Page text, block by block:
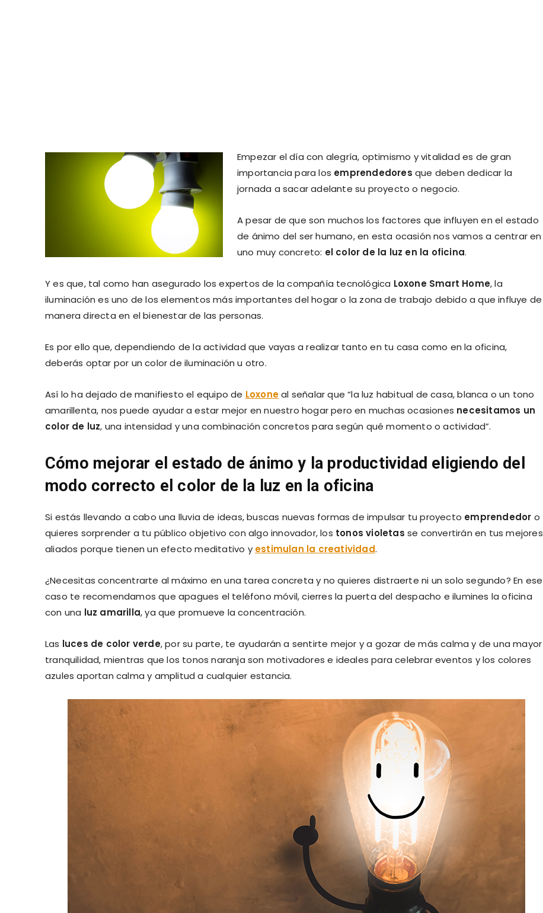
Empezar el día con alegría, optimismo y vitalidad es de gran
importancia para los emprendedoresque deben dedicar la
jornada a sacar adelante su proyecto o negocio.
A pesar de que son muchos los factores que influyen en el estado
de ánimo del ser humano, en esta ocasión nos vamos a centrar en
uno muy concreto: el color de la luz en la oficina.
Y es que, tal como han asegurado los expertos de la compañía tecnológica Loxone Smart Home, la
iluminación es uno de los elementos más importantes del hogar o la zona de trabajo debido a que influye de
manera directa en el bienestar de las personas.
Es por ello que, dependiendo de la actividad que vayas a realizar tanto en tu casa como en la oficina,
deberás optar por un color de iluminación u otro.
Así lo ha dejado de manifiesto el equipo de Loxoneal señalar que “la luz habitual de casa, blanca o un tono
amarillenta, nos puede ayudar a estar mejor en nuestro hogar pero en muchas ocasiones necesitamos un
color de luz, una intensidad y una combinación concretos para según qué momento o actividad”.
Cómo mejorar el estado de ánimo y la productividad eligiendo del
modo correcto el color de la luz en la oficina
Si estás llevando a cabo una lluvia de ideas, buscas nuevas formas de impulsar tu proyecto emprendedor o
quieres sorprender a tu público objetivo con algo innovador, los tonos violetasse convertirán en tus mejores
aliados porque tienen un efecto meditativo y estimulan la creatividad.
¿Necesitas concentrarte al máximo en una tarea concreta y no quieres distraerte ni un solo segundo? En ese
caso te recomendamos que apagues el teléfono móvil, cierres la puerta del despacho e ilumines la oficina
con una luz amarilla, ya que promueve la concentración.
Las luces de color verde, por su parte, te ayudarán a sentirte mejor y a gozar de más calma y de una mayor
tranquilidad, mientras que los tonos naranja son motivadores e ideales para celebrar eventos y los colores
azules aportan calma y amplitud a cualquier estancia.